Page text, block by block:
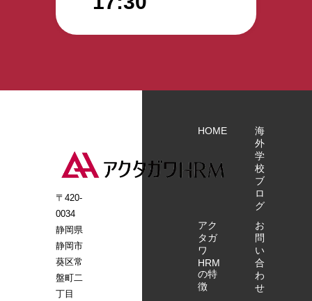
〒420-
0034
静岡県
静岡市
葵区常
盤町二
丁目
HOME
アク
タガ
ワ
HRM
の特
徴
海
外
学
校
ブ
ロ
グ
お
問
い
合
わ
せ